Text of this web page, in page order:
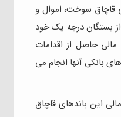
قاچاق سوخت، اموال و
خود را به نام ۷۱ نفر از بستگان درجه یک خود
مالی حاصل از اقدامات
بانکی آنها انجام می
این باندهای قاچاق